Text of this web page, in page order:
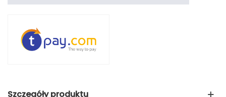
Szczegóły produktu